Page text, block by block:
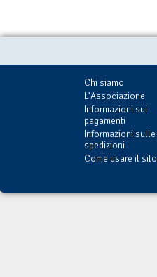
Chi siamo
L'Associazione
Informazioni sui
pagamenti
Informazioni sulle
spedizioni
Come usare il sito